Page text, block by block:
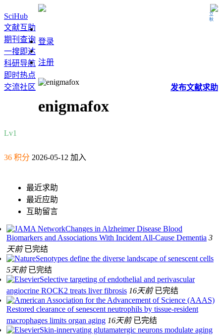
立秋
SciHub
文献互助
期刊查询
一搜即达
科研导航
即时热点
交流社区
登录
注册
发布文献求助
enigmafox
Lv1
36 积分 2026-05-12 加入
最近求助
最近应助
互助留言
Changes in Alzheimer Disease Blood
Biomarkers and Associations With Incident All-Cause Dementia 3
天前 已完结
Senotypes define the diverse landscape of senescent cells
5天前 已完结
Selective targeting of endothelial and perivascular
angiocrine ROCK2 treats liver fibrosis 16天前 已完结
Restored clearance of senescent neutrophils by tissue-resident
macrophages limits organ aging 16天前 已完结
Skin-innervating glutamatergic neurons modulate aging